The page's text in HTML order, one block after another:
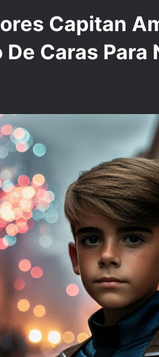
Capitan
Caras Para